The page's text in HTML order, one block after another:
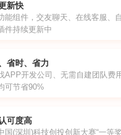
新快
能组件，交友聊天、在线客服、
件持续更新中
省时、省力
APP开发公司、无需自建团队费
可节省90%
可度高
国(深圳)科技创投创新大赛“一等